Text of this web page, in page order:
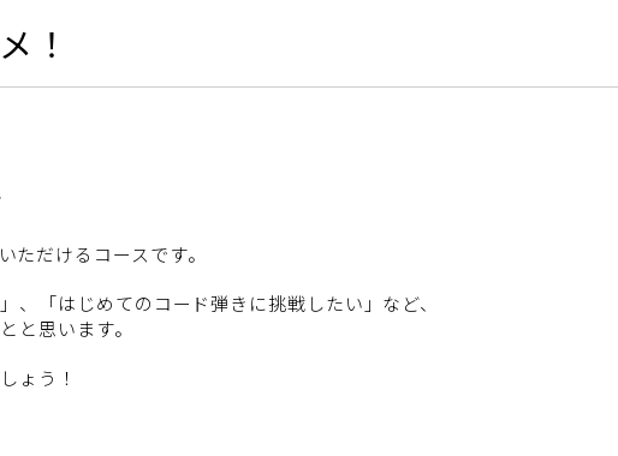
！
ただけるコースです。
、「はじめてのコード弾きに挑戦したい」など、
と思います。
ょう！